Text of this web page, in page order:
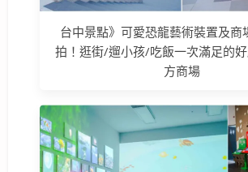
台中景點》可愛恐龍藝術裝置及商
拍！逛街/遛小孩/吃飯一次滿足的
方商場